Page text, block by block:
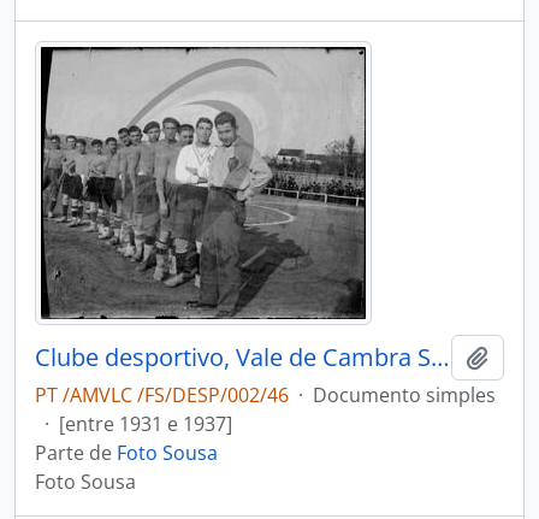
Clube desportivo, Vale de Cambra Sport Club
PT /AMVLC /FS/DESP/002/46 · Documento simples
· [entre 1931 e 1937]
Parte de Foto Sousa
Foto Sousa